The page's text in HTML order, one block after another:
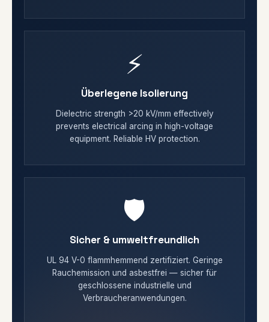
⚡
Überlegene Isolierung
Dielectric strength >20 kV/mm effectively
prevents electrical arcing in high-voltage
equipment. Reliable HV protection.
🛡️
Sicher & umweltfreundlich
UL 94 V-0 flammhemmend zertifiziert. Geringe
Rauchemission und asbestfrei — sicher für
geschlossene industrielle und
Verbraucheranwendungen.